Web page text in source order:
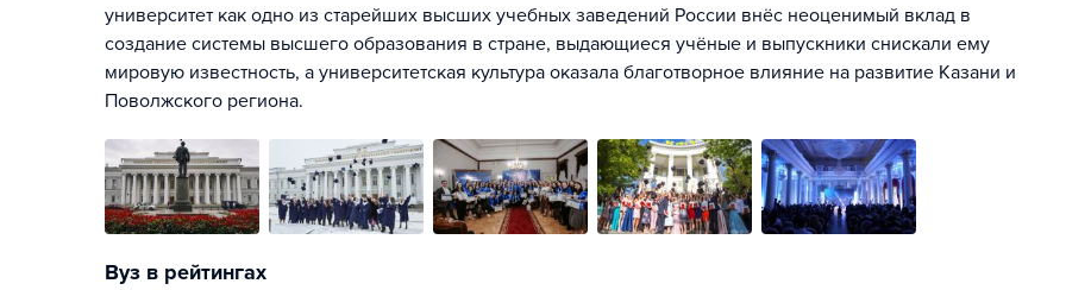
университет как одно из старейших высших учебных заведений России внёс неоценимый вклад в
создание системы высшего образования в стране, выдающиеся учёные и выпускники снискали ему
мировую известность, а университетская культура оказала благотворное влияние на развитие Казани и
Поволжского региона.
Вуз в рейтингах